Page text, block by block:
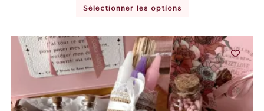
Sélectionner les options